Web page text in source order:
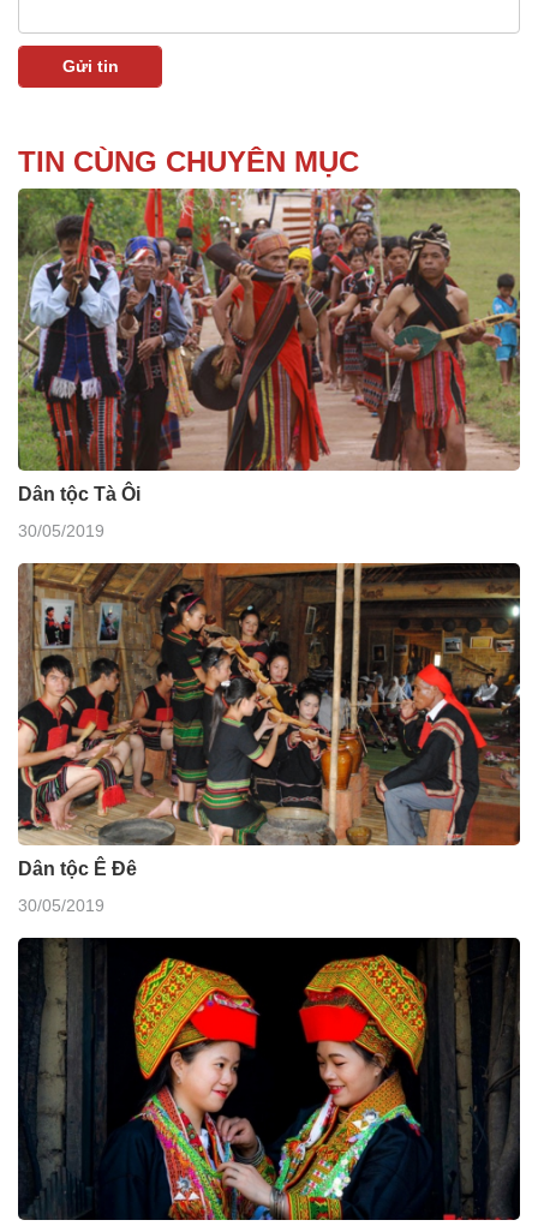
TIN CÙNG CHUYÊN MỤC
Dân tộc Tà Ôi
30/05/2019
Dân tộc Ê Đê
30/05/2019